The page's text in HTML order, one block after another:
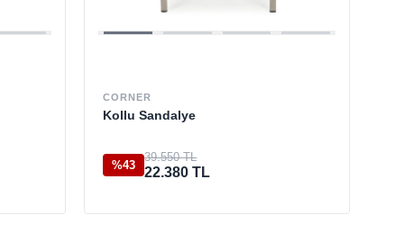
CORNER
Kollu Sandalye
%43
39.550 TL
22.380 TL